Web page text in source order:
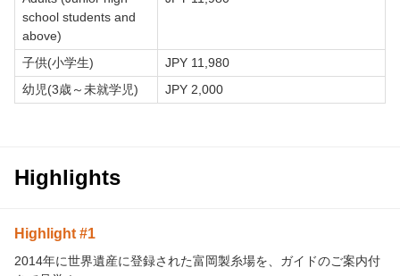
school students and
above)
子供(小学生)
JPY 11,980
幼児(3歳～未就学児)
JPY 2,000
Highlights
Highlight #1
2014年に世界遺産に登録された富岡製糸場を、ガイドのご案内付